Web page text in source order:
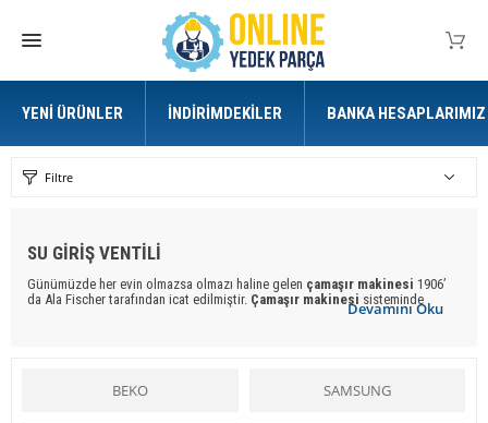
YENI ÜRÜNLER İNDIRIMDEKILER BANKA HESAPLARIMIZ
Filtre
Devamını Oku
SU GİRİŞ VENTİLİ
Günümüzde her evin olmazsa olmazı haline gelen çamaşır makinesi 1906’
da Ala Fischer tarafından icat edilmiştir. Çamaşır makinesi sisteminde
tambur, elektrik motoru yardımıyla döndürülmektedir ve hareket sırasında
günümüzdeki halini aldı. Geçmiş zamanlarda ev hanımları evlerde su
BEKO SAMSUNG